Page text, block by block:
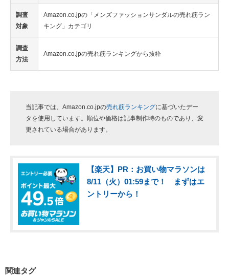
調査
対象
Amazon.co.jpの「メンズファッションサンダルの売れ筋ラン
キング」カテゴリ
調査
方法
Amazon.co.jpの売れ筋ランキングから抜粋
当記事では、Amazon.co.jpの売れ筋ランキングに基づいたデー
タを使用しています。順位や価格は記事制作時のものであり、変
更されている場合があります。
【楽天】PR：お買い物マラソンは
8/11（火）01:59まで！ まずはエ
ントリーから！
関連タグ